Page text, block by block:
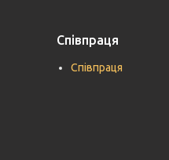
Співпраця
Співпраця